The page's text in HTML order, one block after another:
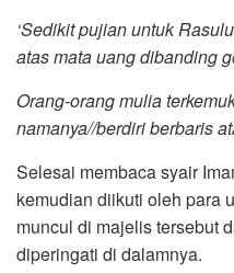
‘Sedikit pujian untuk
atas mata uang dibanding
Orang-orang mulia
namanya//berdiri berbaris
Selesai membaca syair
kemudian diikuti oleh para
muncul di majelis tersebut
diperingati di dalamnya.